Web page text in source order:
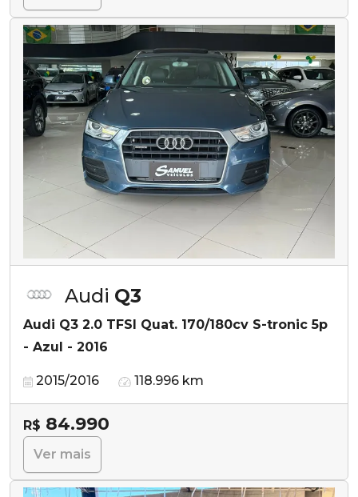
Audi Q3
Audi Q3 2.0 TFSI Quat. 170/180cv S-tronic 5p
- Azul - 2016
2015/2016 118.996 km
R$ 84.990
Ver mais